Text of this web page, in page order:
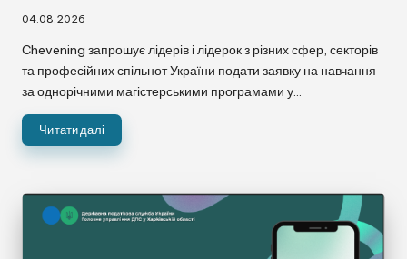
04.08.2026
Chevening запрошує лідерів і лідерок з різних сфер, секторів
та професійних спільнот України подати заявку на навчання
за однорічними магістерськими програмами у…
Читати далі